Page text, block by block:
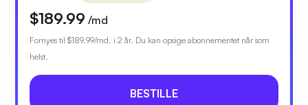
$189.99 /md
Fornyes til $189.99/md. i 2 år. Du kan opsige abonnementet når som
helst.
BESTILLE